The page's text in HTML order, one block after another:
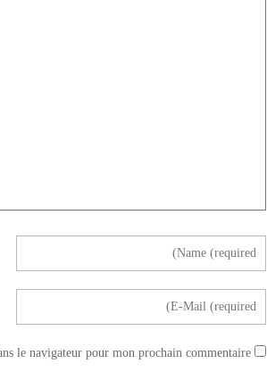
le navigateur pour mon prochain commentaire.